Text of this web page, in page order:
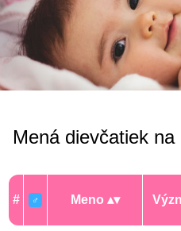
Mená dievčatiek na
# ♂ Meno